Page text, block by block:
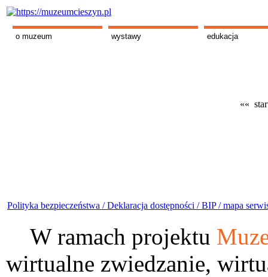
o muzeum wystawy edukacja
««
Polityka bezpieczeństwa /Deklaracja dostępności /BIP /mapa
W ramach projektu
wirtualne zwiedzanie,